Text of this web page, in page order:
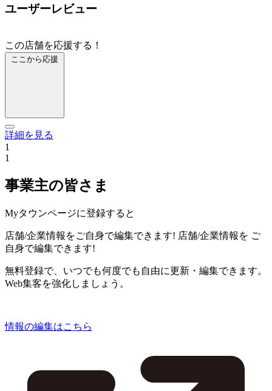
ユーザーレビュー
この店舗を応援する！
ここから応援
詳細を見る
1
1
事業主の皆さま
Myタウンページに登録すると
店舗/企業情報をご自身で編集できます! 店舗/企業情報を ご
自身で編集できます!
無料登録で、いつでも何度でも自由に更新・編集できます。
Web集客を強化しましょう。
情報の編集はこちら